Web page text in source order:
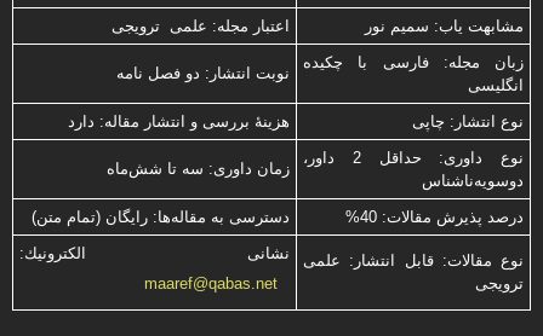
مشابهت ياب: سميم نور
اعتبار مجله: علمی ترویجی
زبان مجله: فارسی با چكیده
انگلیسی
نوبت انتشار: دو فصل نامه
نوع انتشار: چاپی
هزینۀ بررسی و انتشار مقاله: دارد
نوع داوری: حداقل 2 داور،
دوسویه‌ناشناس
زمان داوری: سه تا شش‌ماه
درصد پذیرش مقالات: 40% دسترسی به مقاله‌ها: رایگان (تمام متن)
نوع مقالات: قابل انتشار: علمی
ترویجی
نشانی الكترونیك:
maaref@qabas.net